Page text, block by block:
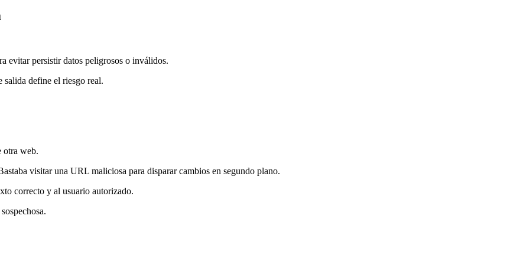
evitar persistir datos peligrosos o inválidos.
salida define el riesgo real.
otra web.
visitar una URL maliciosa para disparar cambios en segundo plano.
correcto y al usuario autorizado.